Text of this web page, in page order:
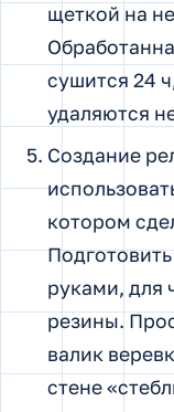
щеткой на
сушится 24
удаляются
Создание
котором
руками, для
резины.
валик
стене